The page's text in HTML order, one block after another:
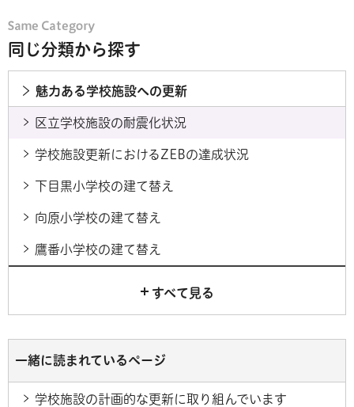
同じ分類から探す
魅力ある学校施設への更新
区立学校施設の耐震化状況
学校施設更新におけるZEBの達成状況
下目黒小学校の建て替え
向原小学校の建て替え
鷹番小学校の建て替え
すべて見る
一緒に読まれているページ
学校施設の計画的な更新に取り組んでいます